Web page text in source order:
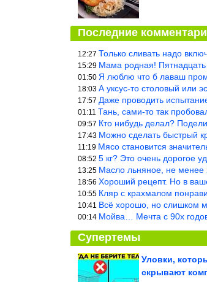
Последние
12:27 Только сливать надо включив не холодную, а
15:29 Мама родная! Пятнадцать ингредиентов
01:50 Я люблю что б лаваш
18:03 А уксус-то столовый или
17:57 Даже проводить испытание не буду — в воду и
01:11 Тань, сами-то так пробовали сделать? Ерунда же
09:57 Кто нибудь делал? Поделитесь своими
17:43 Можно сделать быстрый крем, смешав 2 банки
11:19 Мясо становится значительно хуже, когда долго
08:52 5 кг? Это очень дорогое удовольствие, исходя из
13:25 Масло льняное, не менее 2-х часов. Писать надо
18:56 Хороший рецепт. Но в вашем случае шницель
10:55 Кляр с крахмалом понравился. Только я бы в воду
10:41 Всё хорошо, но слишком много
00:14 Мойва… Мечта с 90х годов…
Супертемы
Мужчина
Уловки,
скрывают